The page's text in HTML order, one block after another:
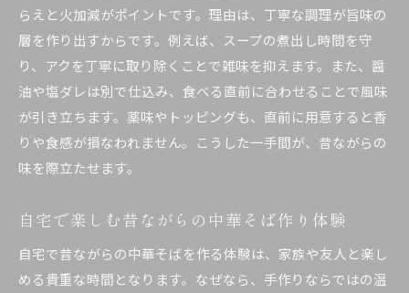
らえと火加減がポイントです。理由は、丁寧な調理が旨味の
層を作り出すからです。例えば、スープの煮出し時間を守
り、アクを丁寧に取り除くことで雑味を抑えます。また、醤
油や塩ダレは別で仕込み、食べる直前に合わせることで風味
が引き立ちます。薬味やトッピングも、直前に用意すると香
りや食感が損なわれません。こうした一手間が、昔ながらの
味を際立たせます。
自宅で楽しむ昔ながらの中華そば作り体験
自宅で昔ながらの中華そばを作る体験は、家族や友人と楽し
める貴重な時間となります。なぜなら、手作りならではの温